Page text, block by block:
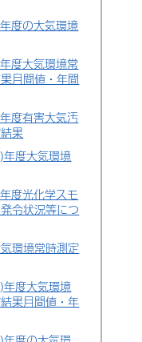
度の大気環境
度大気環境常
月間値・年間
度有害大気汚
果
度大気環境
度光化学スモ
令状況等につ
環境常時測定
度大気環境
果月間値・年